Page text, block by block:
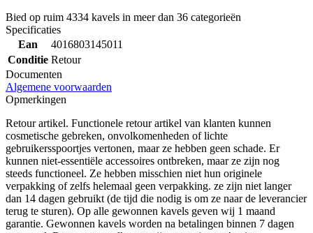
Bied op ruim 4334 kavels in meer dan 36 categorieën
Specificaties
Ean
4016803145011
Conditie Retour
Documenten
Algemene voorwaarden
Opmerkingen
Retour artikel. Functionele retour artikel van klanten kunnen
cosmetische gebreken, onvolkomenheden of lichte
gebruikersspoortjes vertonen, maar ze hebben geen schade. Er
kunnen niet-essentiële accessoires ontbreken, maar ze zijn nog
steeds functioneel. Ze hebben misschien niet hun originele
verpakking of zelfs helemaal geen verpakking. ze zijn niet langer
dan 14 dagen gebruikt (de tijd die nodig is om ze naar de leverancier
terug te sturen). Op alle gewonnen kavels geven wij 1 maand
garantie. Gewonnen kavels worden na betalingen binnen 7 dagen